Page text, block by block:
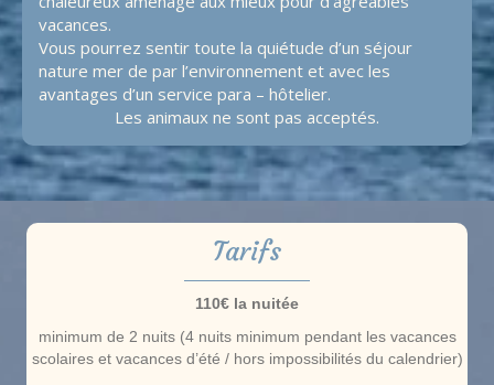
vacances.
Vous pourrez sentir toute la quiétude d’un séjour
nature mer de par l’environnement et avec les
avantages d’un service para – hôtelier.
Les animaux ne sont pas acceptés.
Tarifs
110€ la nuitée
minimum de 2 nuits (4 nuits minimum pendant les vacances
scolaires et vacances d’été / hors impossibilités du calendrier)